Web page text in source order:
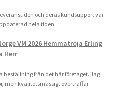
och deras kundsupport var
hela tiden.
VM 2026 Hemmatröja Erling
Herr
beställning från det här företaget. Jag
men kvalitetsmässigt överträffar